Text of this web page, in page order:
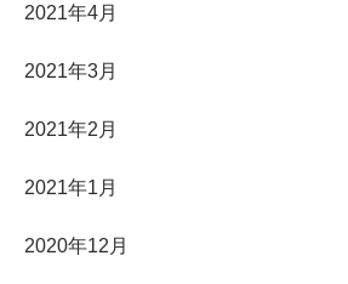
2021年4月
2021年3月
2021年2月
2021年1月
2020年12月